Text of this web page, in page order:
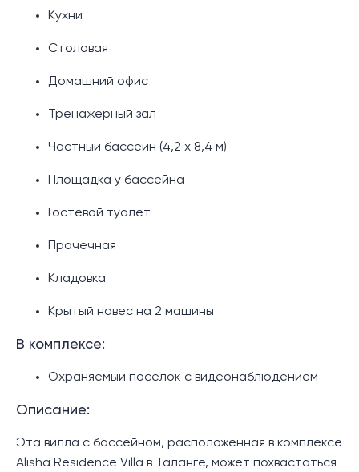
Кухни
Столовая
Домашний офис
Тренажерный зал
Частный бассейн (4,2 х 8,4 м)
Площадка у бассейна
Гостевой туалет
Прачечная
Кладовка
Крытый навес на 2 машины
В комплексе:
Охраняемый поселок с видеонаблюдением
Описание:
Эта вилла с бассейном, расположенная в комплексе
Alisha Residence Villa в Таланге, может похвастаться